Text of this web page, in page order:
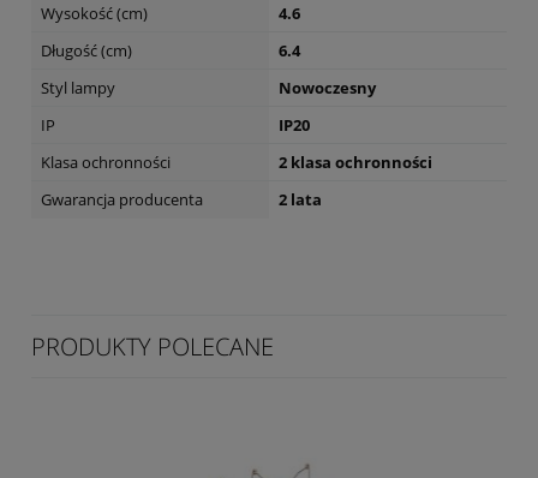
Wysokość (cm)
4.6
Długość (cm)
6.4
Styl lampy
Nowoczesny
IP
IP20
Klasa ochronności
2 klasa ochronności
Gwarancja producenta
2 lata
PRODUKTY POLECANE